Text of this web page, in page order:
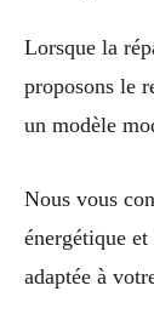
Lorsque la
proposons le
un modèle
Nous vous
énergétique
adaptée à